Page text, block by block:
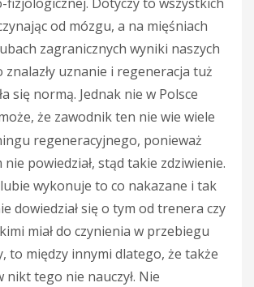
od mózgu, a na mięśniach
zagranicznych wyniki naszych
znalazły uznanie i regeneracja tuż
się normą. Jednak nie w Polsce
że zawodnik ten nie wie wiele
regeneracyjnego, ponieważ
powiedział, stąd takie zdziwienie.
wykonuje to co nakazane i tak
dowiedział się o tym od trenera czy
miał do czynienia w przebiegu
to między innymi dlatego, że także
tego nie nauczył. Nie